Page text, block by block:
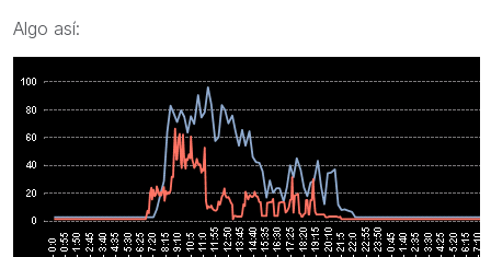
Algo así: